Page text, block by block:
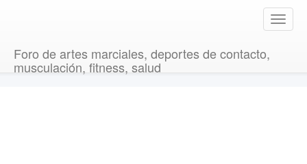
T
o
Foro de artes marciales, deportes de contacto,
musculación, fitness, salud